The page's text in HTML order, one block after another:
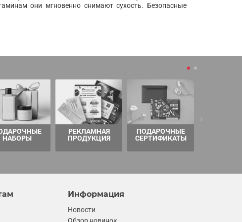
они мгновенно снимают сухость. Безопасные
НАБОРЫ
РЕКЛАМНАЯ
ПРОДУКЦИЯ
ПОДАРОЧНЫЕ
СЕРТИФИКАТЫ
Информация
Новости
Обзор новинок